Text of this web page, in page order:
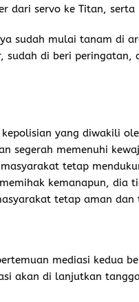
dari servo ke Titan, serta
sudah mulai tanam di
di beri peringatan,
yang diwakili
segerah memenuhi
tetap
kemanapun, dia
tetap aman
mediasi kedua
akan di lanjutkan